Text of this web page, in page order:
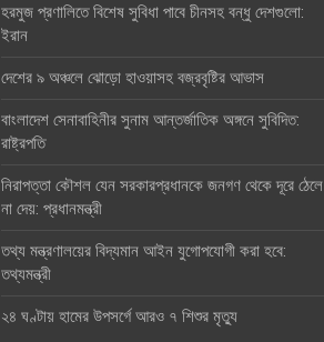
হরমুজ প্রণালিতে বিশেষ সুবিধা পাবে চীনসহ বন্ধু দেশগুলো:
ইরান
দেশের ৯ অঞ্চলে ঝোড়ো হাওয়াসহ বজ্রবৃষ্টির আভাস
বাংলাদেশ সেনাবাহিনীর সুনাম আন্তর্জাতিক অঙ্গনে সুবিদিত:
রাষ্ট্রপতি
নিরাপত্তা কৌশল যেন সরকারপ্রধানকে জনগণ থেকে দূরে ঠেলে
না দেয়: প্রধানমন্ত্রী
তথ্য মন্ত্রণালয়ের বিদ্যমান আইন যুগোপযোগী করা হবে:
তথ্যমন্ত্রী
২৪ ঘণ্টায় হামের উপসর্গে আরও ৭ শিশুর মৃত্যু